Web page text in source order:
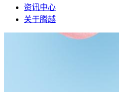
资讯中心
关于腾越